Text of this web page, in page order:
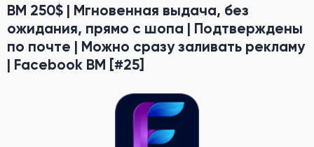
BM 250$ | Мгновенная выдача, без
ожидания, прямо с шопа | Подтверждены
по почте | Можно сразу заливать рекламу
| Facebook BM [#25]